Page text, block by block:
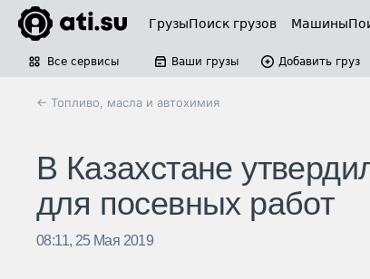
ГрузыПоиск грузов Машины
Все сервисы Ваши грузы Добавить груз
← Топливо, масла и автохимия
В Казахстане
для посевных работ
08:11, 25 Мая 2019